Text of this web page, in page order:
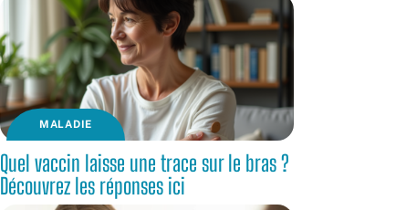
MALADIE
Quel vaccin laisse une trace sur le bras ?
Découvrez les réponses ici